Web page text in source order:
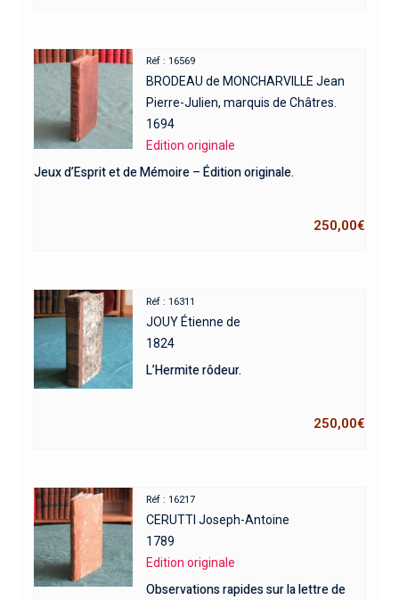
Réf : 16569
BRODEAU de MONCHARVILLE Jean
Pierre-Julien, marquis de Châtres.
1694
Edition originale
Jeux d’Esprit et de Mémoire – Édition originale.
250,00€
Réf : 16311
JOUY Étienne de
1824
L’Hermite rôdeur.
250,00€
Réf : 16217
CERUTTI Joseph-Antoine
1789
Edition originale
Observations rapides sur la lettre de